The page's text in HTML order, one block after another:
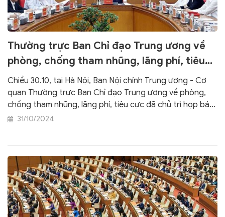
Thường trực Ban Chỉ đạo Trung ương về
phòng, chống tham nhũng, lãng phí, tiêu
cực họp về kết quả chỉ đạo xử lý các vụ án
tham nhũng, tiêu cực
Chiều 30.10, tại Hà Nội, Ban Nội chính Trung ương - Cơ
quan Thường trực Ban Chỉ đạo Trung ương về phòng,
chống tham nhũng, lãng phí, tiêu cực đã chủ trì họp báo
thông báo kết quả cuộc họp Thường trực Ban Chỉ đạo
31/10/2024